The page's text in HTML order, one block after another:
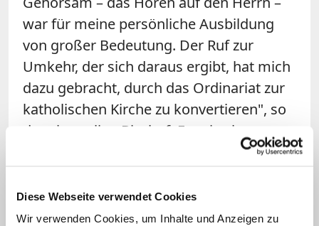
Diese Webseite verwendet Cookies
Wir verwenden Cookies, um Inhalte und Anzeigen zu
war für meine persönliche Ausbildung
von großer Bedeutung. Der Ruf zur
Umkehr, der sich daraus ergibt, hat mich
dazu gebracht, durch das Ordinariat zur
katholischen Kirche zu konvertieren", so
der ehemalige Bischof. Er sei sehr
dankbar für die Erfahrungen, die er in
habe: "Doch der Ruf zum Katholizismus
erscheint mir natürlich und spirituell